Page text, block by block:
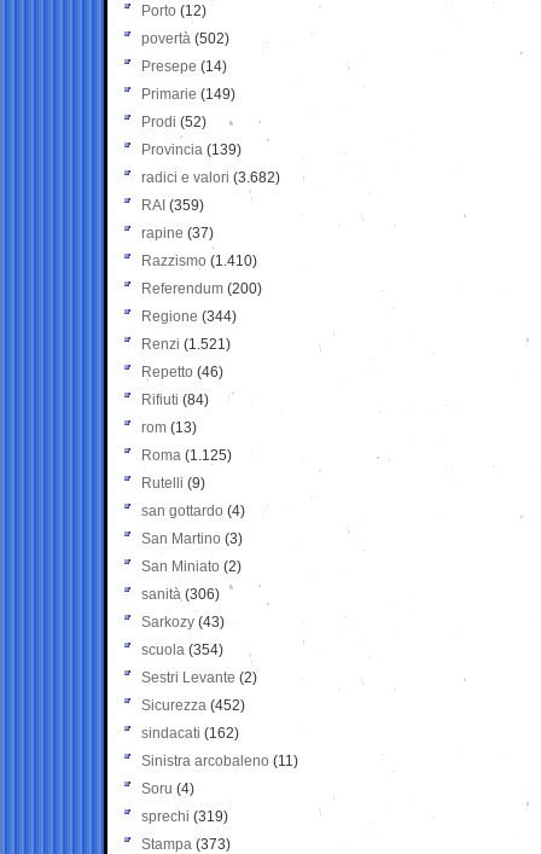
Porto (12)
povertà (502)
Presepe (14)
Primarie (149)
Prodi (52)
Provincia (139)
radici e valori (3.682)
RAI (359)
rapine (37)
Razzismo (1.410)
Referendum (200)
Regione (344)
Renzi (1.521)
Repetto (46)
Rifiuti (84)
rom (13)
Roma (1.125)
Rutelli (9)
san gottardo (4)
San Martino (3)
San Miniato (2)
sanità (306)
Sarkozy (43)
scuola (354)
Sestri Levante (2)
Sicurezza (452)
sindacati (162)
Sinistra arcobaleno (11)
Soru (4)
sprechi (319)
Stampa (373)